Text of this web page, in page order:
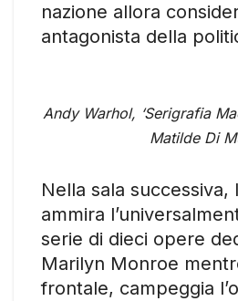
nazione allora
antagonista della
Andy Warhol, ‘Serigrafia
Matilde Di
Nella sala
ammira
serie di dieci opere
Marilyn Monroe
frontale, campeggia